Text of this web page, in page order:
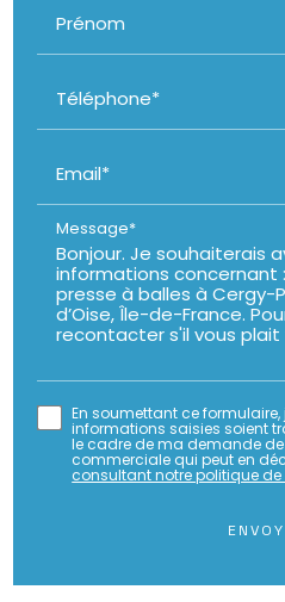
Prénom
Téléphone*
Email*
Message*
En soumettant ce
informations saisies soient
le cadre de ma demande
commerciale qui peut en
consultant notre politique